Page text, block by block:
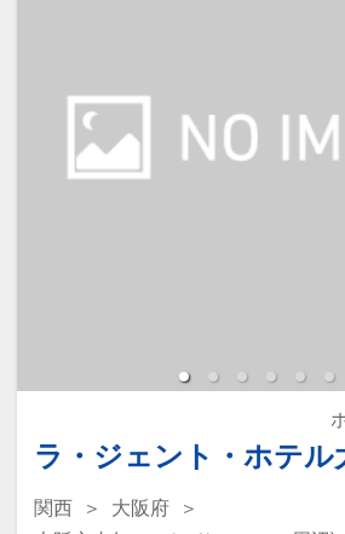
※添い寝幼児(0歳～6歳
の施設利用料：無料
※添い寝のお子様がい
※2名様で利用の場合
※宿泊税が必要な場合
ラ・ジェント・ホテル
関西
大阪府